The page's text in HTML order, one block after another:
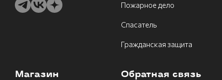
Пожарное дело
Спасатель
Гражданская защита
Магазин Обратная связь